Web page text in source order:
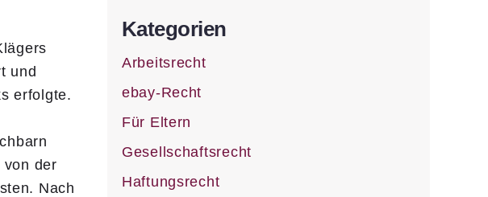
und
erfolgte.
von der
Nach
Kategorien
Arbeitsrecht
ebay-Recht
Für Eltern
Gesellschaftsrecht
Haftungsrecht